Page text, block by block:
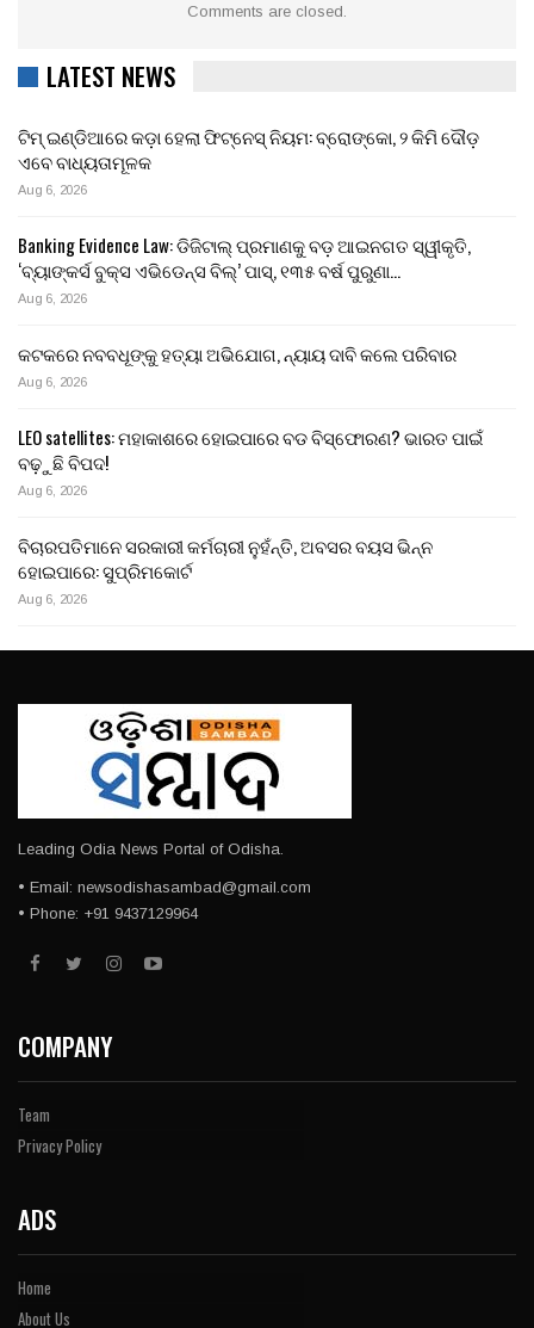
Comments are closed.
LATEST NEWS
ଟିମ୍ ଇଣ୍ଡିଆରେ କଡ଼ା ହେଲା ଫିଟ୍‌ନେସ୍ ନିୟମ: ବ୍ରୋଙ୍କୋ, ୨ କିମି ଦୌଡ଼
ଏବେ ବାଧ୍ୟତାମୂଳକ
Aug 6, 2026
Banking Evidence Law: ଡିଜିଟାଲ୍ ପ୍ରମାଣକୁ ବଡ଼ ଆଇନଗତ ସ୍ୱୀକୃତି,
‘ବ୍ୟାଙ୍କର୍ସ ବୁକ୍ସ ଏଭିଡେନ୍ସ ବିଲ୍’ ପାସ୍, ୧୩୫ ବର୍ଷ ପୁରୁଣା…
Aug 6, 2026
କଟକରେ ନବବଧୂଙ୍କୁ ହତ୍ୟା ଅଭିଯୋଗ, ନ୍ୟାୟ ଦାବି କଲେ ପରିବାର
Aug 6, 2026
LEO satellites: ମହାକାଶରେ ହୋଇପାରେ ବଡ ବିସ୍ଫୋରଣ? ଭାରତ ପାଇଁ
ବଢ଼ୁଛି ବିପଦ!
Aug 6, 2026
ବିଚାରପତିମାନେ ସରକାରୀ କର୍ମଚାରୀ ନୁହଁନ୍ତି, ଅବସର ବୟସ ଭିନ୍ନ
ହୋଇପାରେ: ସୁପ୍ରିମକୋର୍ଟ
Aug 6, 2026
Leading Odia News Portal of Odisha.
• Email: newsodishasambad@gmail.com
• Phone: +91 9437129964
COMPANY
Team
Privacy Policy
ADS
Home
About Us